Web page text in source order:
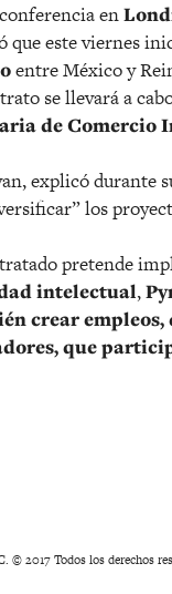
en
que este viernes
entre México y
se llevará a
de Comercio
explicó durante
los
pretende
intelectual,
crear
que
© 2017 Todos los derechos